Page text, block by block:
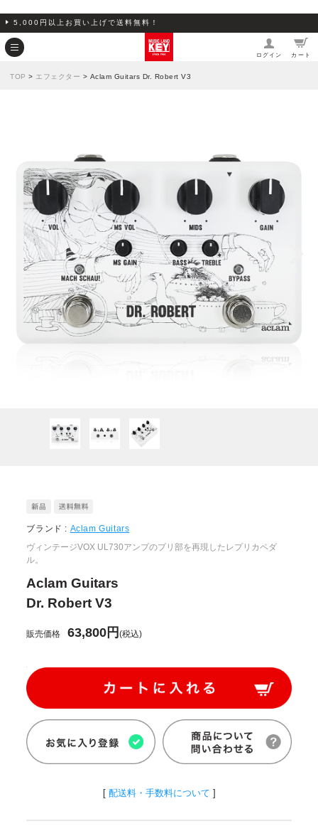
5,000円以上お買い上げで送料無料！
ログイン カート
TOP > エフェクター > Aclam Guitars Dr. Robert V3
ブランド : Aclam Guitars
ヴィンテージVOX UL730アンプのプリ部を再現したレプリカペダ
ル。
Aclam Guitars
Dr. Robert V3
販売価格 63,800円(税込)
[ 配送料・手数料について ]